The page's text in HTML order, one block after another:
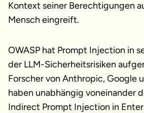
Kontext seiner Berechtigungen
Mensch eingreift.
OWASP hat Prompt Injection in
der LLM-Sicherheitsrisiken
Forscher von Anthropic, Google
haben unabhängig voneinander
Indirect Prompt Injection in